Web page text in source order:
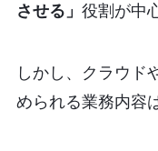
させる」 役割が中
しかし、クラウド
められる業務内容